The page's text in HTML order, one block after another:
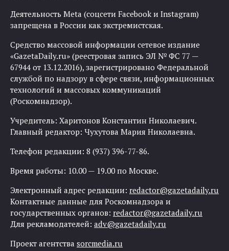
Деятельность Meta (соцсети Facebook и Instagram)
запрещена в России как экстремистская.
Средство массовой информации сетевое издание
«GazetaDaily.ru» (реестровая запись ЭЛ № ФС 77 —
67944 от 13.12.2016), зарегистрировано Федеральной
службой по надзору в сфере связи, информационных
технологий и массовых коммуникаций
(Роскомнадзор).
Учредитель: Харитонов Константин Николаевич.
Главный редактор: Чухутова Мария Николаевна.
Телефон редакции: 8 (937) 396-77-86.
Время работы: 10.00 — 19.00 по Москве.
Электронный адрес редакции: redactor@gazetadaily.ru
Контактные данные для Роскомнадзора и
государственных органов: redactor@gazetadaily.ru
Для рекламодателей: adv@gazetadaily.ru
Проект агентства sorcmedia.ru